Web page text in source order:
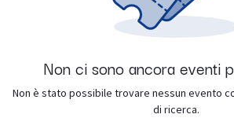
Non ci sono ancora eventi
Non è stato possibile trovare nessun evento
di ricerca.